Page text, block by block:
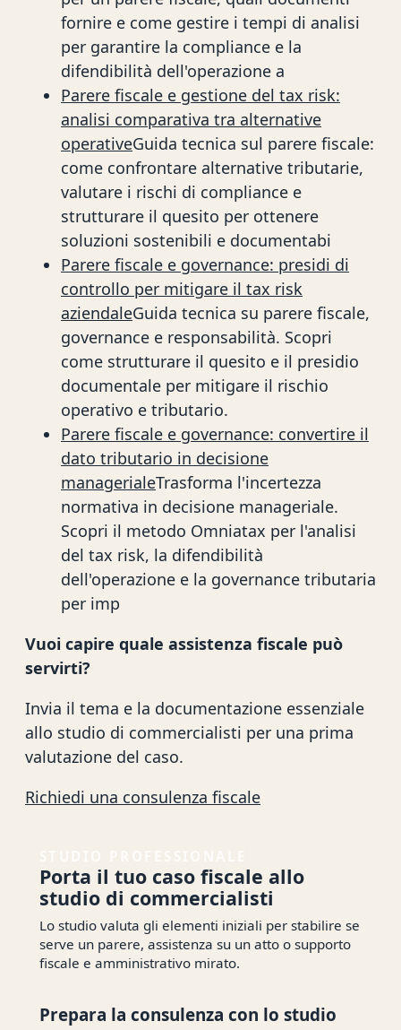
fornire e come gestire i tempi di analisi
per garantire la compliance e la
difendibilità dell'operazione a
Parere fiscale e gestione del tax risk:
analisi comparativa tra alternative
operativeGuida tecnica sul parere fiscale:
come confrontare alternative tributarie,
valutare i rischi di compliance e
strutturare il quesito per ottenere
soluzioni sostenibili e documentabi
Parere fiscale e governance: presidi di
controllo per mitigare il tax risk
aziendaleGuida tecnica su parere fiscale,
governance e responsabilità. Scopri
come strutturare il quesito e il presidio
documentale per mitigare il rischio
operativo e tributario.
Parere fiscale e governance: convertire il
dato tributario in decisione
managerialeTrasforma l'incertezza
normativa in decisione manageriale.
Scopri il metodo Omniatax per l'analisi
del tax risk, la difendibilità
dell'operazione e la governance tributaria
per imp
Vuoi capire quale assistenza fiscale può
servirti?
Invia il tema e la documentazione essenziale
allo studio di commercialisti per una prima
valutazione del caso.
Richiedi una consulenza fiscale
Porta il tuo caso fiscale allo
studio di commercialisti
Lo studio valuta gli elementi iniziali per stabilire se
serve un parere, assistenza su un atto o supporto
fiscale e amministrativo mirato.
Prepara la consulenza con lo studio